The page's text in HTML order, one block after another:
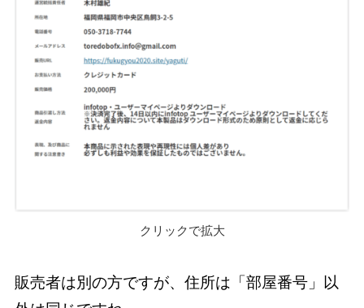
クリックで拡大
販売者は別の方ですが、住所は「部屋番号」以